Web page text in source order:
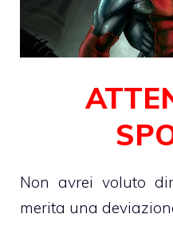
Non avrei voluto
merita una